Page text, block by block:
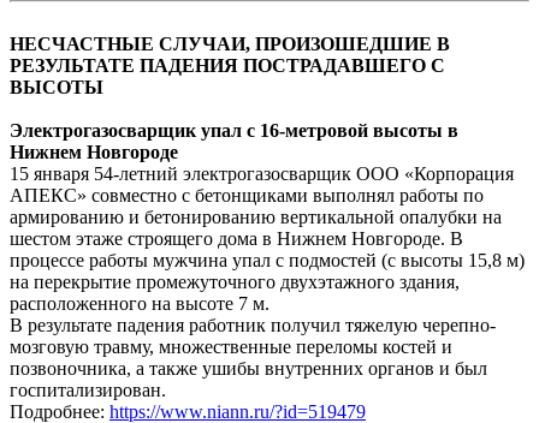
НЕСЧАСТНЫЕ СЛУЧАИ, ПРОИЗОШЕДШИЕ В
РЕЗУЛЬТАТЕ ПАДЕНИЯ ПОСТРАДАВШЕГО С
ВЫСОТЫ
Электрогазосварщик упал с 16-метровой высоты в
Нижнем Новгороде
15 января 54-летний электрогазосварщик ООО «Корпорация
АПЕКС» совместно с бетонщиками выполнял работы по
армированию и бетонированию вертикальной опалубки на
шестом этаже строящего дома в Нижнем Новгороде. В
процессе работы мужчина упал с подмостей (с высоты 15,8 м)
на перекрытие промежуточного двухэтажного здания,
расположенного на высоте 7 м.
В результате падения работник получил тяжелую черепно-
мозговую травму, множественные переломы костей и
позвоночника, а также ушибы внутренних органов и был
госпитализирован.
Подробнее: https://www.niann.ru/?id=519479